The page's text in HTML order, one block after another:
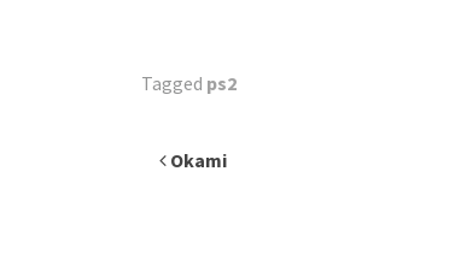
Tagged ps2
Inläggsnavigering
Okami